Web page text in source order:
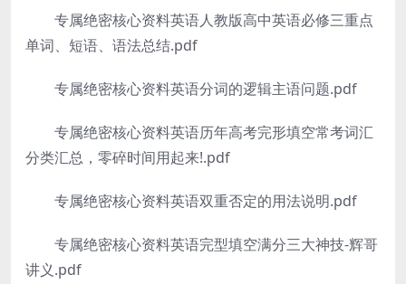
专属绝密核心资料英语人教版高中英语必修三重点
单词、短语、语法总结.pdf
专属绝密核心资料英语分词的逻辑主语问题.pdf
专属绝密核心资料英语历年高考完形填空常考词汇
分类汇总，零碎时间用起来!.pdf
专属绝密核心资料英语双重否定的用法说明.pdf
专属绝密核心资料英语完型填空满分三大神技-辉哥
讲义.pdf